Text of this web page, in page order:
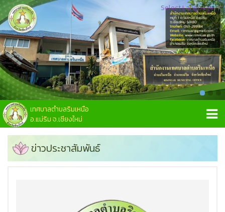
เทศบาลตำบลริมเหนือ
อ.แม่ริม จ.เชียงใหม่
Select Language▼
ข่าวประชาสัมพันธ์